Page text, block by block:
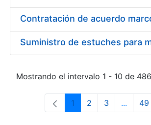
Mostrando el intervalo 1 - 10 de
Página
1 Página
2 Página
3 ... 49